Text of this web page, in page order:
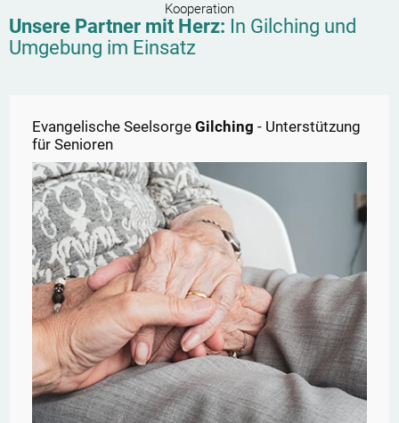
Kooperation
Unsere Partner mit Herz: In Gilching und
Umgebung im Einsatz
Evangelische Seelsorge Gilching - Unterstützung
für Senioren